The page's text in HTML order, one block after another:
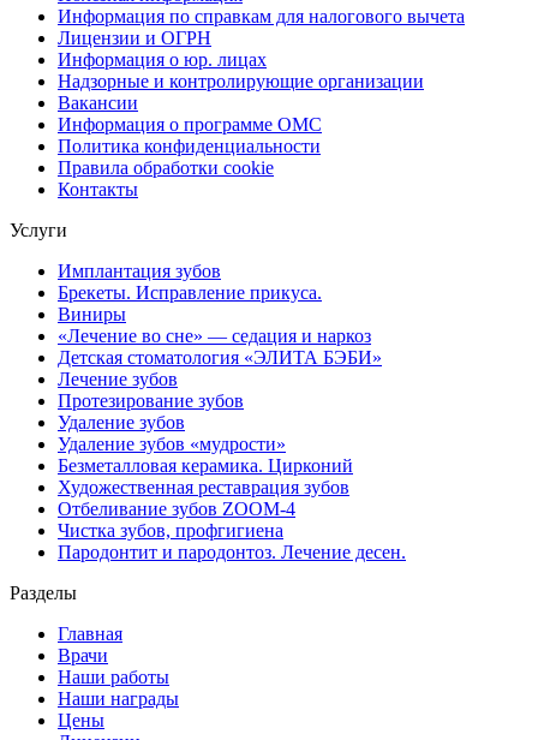
Информация по справкам для налогового вычета
Лицензии и ОГРН
Информация о юр. лицах
Надзорные и контролирующие организации
Вакансии
Информация о программе ОМС
Политика конфиденциальности
Правила обработки cookie
Контакты
Услуги
Имплантация зубов
Брекеты. Исправление прикуса.
Виниры
«Лечение во сне» — седация и наркоз
Детская стоматология «ЭЛИТА БЭБИ»
Лечение зубов
Протезирование зубов
Удаление зубов
Удаление зубов «мудрости»
Безметалловая керамика. Цирконий
Художественная реставрация зубов
Отбеливание зубов ZOOM-4
Чистка зубов, профгигиена
Пародонтит и пародонтоз. Лечение десен.
Разделы
Главная
Врачи
Наши работы
Наши награды
Цены